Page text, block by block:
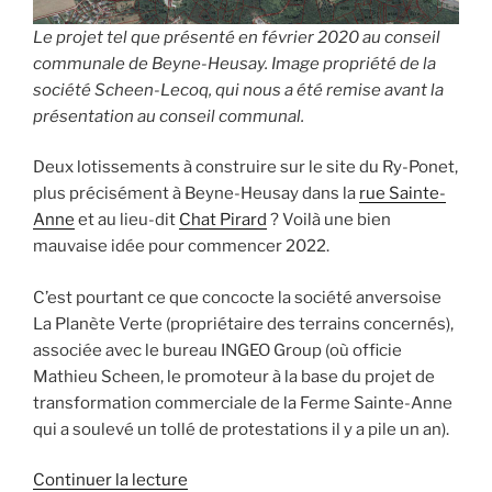
Le projet tel que présenté en février 2020 au conseil
communale de Beyne-Heusay. Image propriété de la
société Scheen-Lecoq, qui nous a été remise avant la
présentation au conseil communal.
Deux lotissements à construire sur le site du Ry-Ponet,
plus précisément à Beyne-Heusay dans la rue Sainte-
Anne et au lieu-dit Chat Pirard ? Voilà une bien
mauvaise idée pour commencer 2022.
C’est pourtant ce que concocte la société anversoise
La Planète Verte (propriétaire des terrains concernés),
associée avec le bureau INGEO Group (où officie
Mathieu Scheen, le promoteur à la base du projet de
transformation commerciale de la Ferme Sainte-Anne
qui a soulevé un tollé de protestations il y a pile un an).
Continuer la lecture